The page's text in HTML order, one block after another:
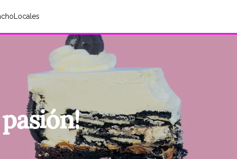
Locales
pasión!